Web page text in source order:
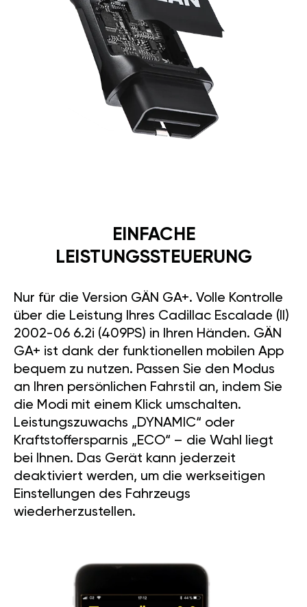
EINFACHE
LEISTUNGSSTEUERUNG
Nur für die Version GÄN GA+. Volle Kontrolle
über die Leistung Ihres Cadillac Escalade (II)
2002-06 6.2i (409PS) in Ihren Händen. GÄN
GA+ ist dank der funktionellen mobilen App
bequem zu nutzen. Passen Sie den Modus
an Ihren persönlichen Fahrstil an, indem Sie
die Modi mit einem Klick umschalten.
Leistungszuwachs „DYNAMIC“ oder
Kraftstoffersparnis „ECO“ – die Wahl liegt
bei Ihnen. Das Gerät kann jederzeit
deaktiviert werden, um die werkseitigen
Einstellungen des Fahrzeugs
wiederherzustellen.